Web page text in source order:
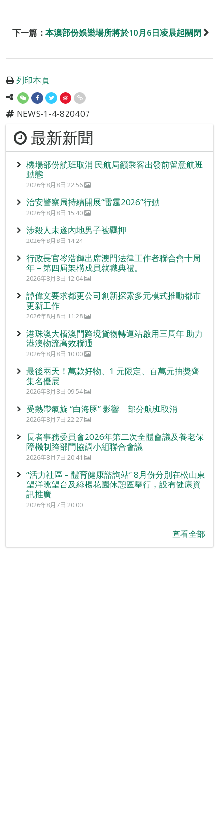
下一篇： 本澳部份娛樂場所將於10月6日凌晨起關閉
列印本頁
NEWS-1-4-820407
最新新聞
機場部份航班取消 民航局籲乘客出發前留意航班
動態
2026年8月8日 22:56
治安警察局持續開展“雷霆2026”行動
2026年8月8日 15:40
涉殺人未遂內地男子被羈押
2026年8月8日 14:24
行政長官岑浩輝出席澳門法律工作者聯合會十周
年 – 第四屆架構成員就職典禮。
2026年8月8日 12:04
譚偉文要求都更公司創新探索多元模式推動都市
更新工作
2026年8月8日 11:28
港珠澳大橋澳門跨境貨物轉運站啟用三周年 助力
港澳物流高效聯通
2026年8月8日 10:00
最後兩天！萬款好物、1 元限定、百萬元抽獎齊
集名優展
2026年8月8日 09:54
受熱帶氣旋 “白海豚” 影響 部分航班取消
2026年8月7日 22:27
長者事務委員會2026年第二次全體會議及養老保
障機制跨部門協調小組聯合會議
2026年8月7日 20:41
“活力社區 – 體育健康諮詢站” 8月份分別在松山東
望洋眺望台及綠楊花園休憩區舉行，設有健康資
訊推廣
2026年8月7日 20:00
查看全部